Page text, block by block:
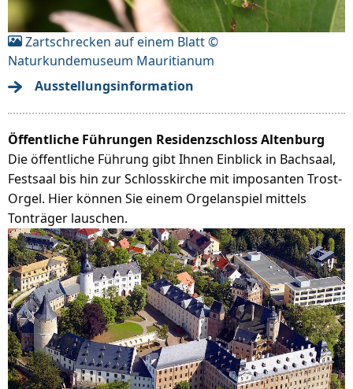
Zartschrecken auf einem Blatt ©
Naturkundemuseum Mauritianum
Ausstellungsinformation
Öffentliche Führungen Residenzschloss Altenburg
Die öffentliche Führung gibt Ihnen Einblick in Bachsaal,
Festsaal bis hin zur Schlosskirche mit imposanten Trost-
Orgel. Hier können Sie einem Orgelanspiel mittels
Tonträger lauschen.